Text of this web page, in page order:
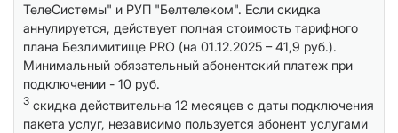
ТелеСистемы" и РУП "Белтелеком". Если скидка
аннулируется, действует полная стоимость тарифного
плана Безлимитище PRO (на 01.12.2025 – 41,9 руб.).
Минимальный обязательный абонентский платеж при
подключении - 10 руб.
3 скидка действительна 12 месяцев с даты подключения
пакета услуг, независимо пользуется абонент услугами